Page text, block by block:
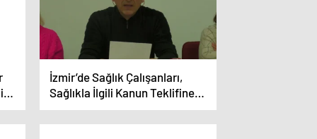
İzmir’de Sağlık Çalışanları,
Sağlıkla İlgili Kanun Teklifine
Tepki Gösterdi